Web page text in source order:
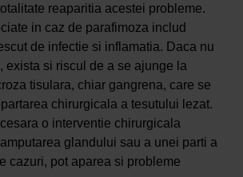
reaparitia acestei probleme.
in caz de parafimoza includ
de infectie si inflamatia. Daca nu
exista si riscul de a se ajunge la
tisulara, chiar gangrena, care se
chirurgicala a tesutului lezat.
o interventie chirurgicala
glandului sau a unei parti a
cazuri, pot aparea si probleme